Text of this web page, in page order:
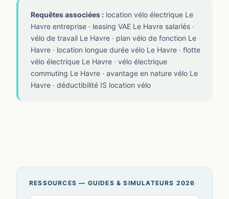
Requêtes associées : location vélo électrique Le
Havre entreprise · leasing VAE Le Havre salariés ·
vélo de travail Le Havre · plan vélo de fonction Le
Havre · location longue durée vélo Le Havre · flotte
vélo électrique Le Havre · vélo électrique
commuting Le Havre · avantage en nature vélo Le
Havre · déductibilité IS location vélo
RESSOURCES — GUIDES & SIMULATEURS 2026